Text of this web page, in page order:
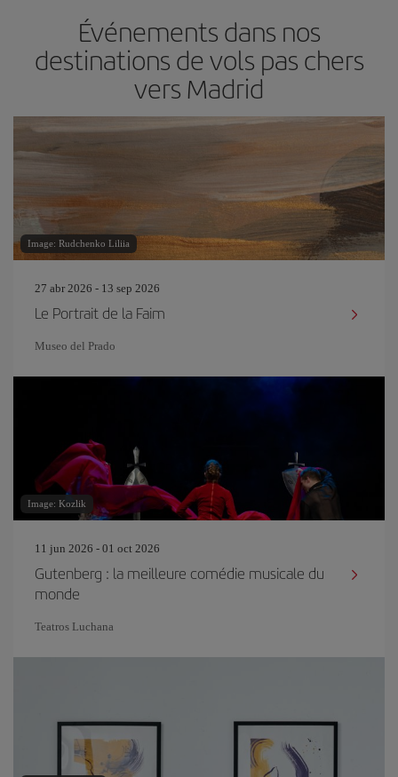
Événements dans nos
destinations de vols pas chers
vers Madrid
Image: Rudchenko Liliia
27 abr 2026 - 13 sep 2026
Le Portrait de la Faim
Museo del Prado
Image: Kozlik
11 jun 2026 - 01 oct 2026
Gutenberg : la meilleure comédie musicale du
monde
Teatros Luchana